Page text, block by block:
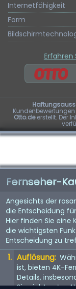
Internetfähigkeit
Form
Erfahren
Otto.deerstellt. Der
Fernseher-
Angesichts der
die Entscheidung
Hier finden Sie eine
die wichtigsten
Entscheidung zu
Auflösung:
ist, bieten 4K-
Details,
Sie nicht unter